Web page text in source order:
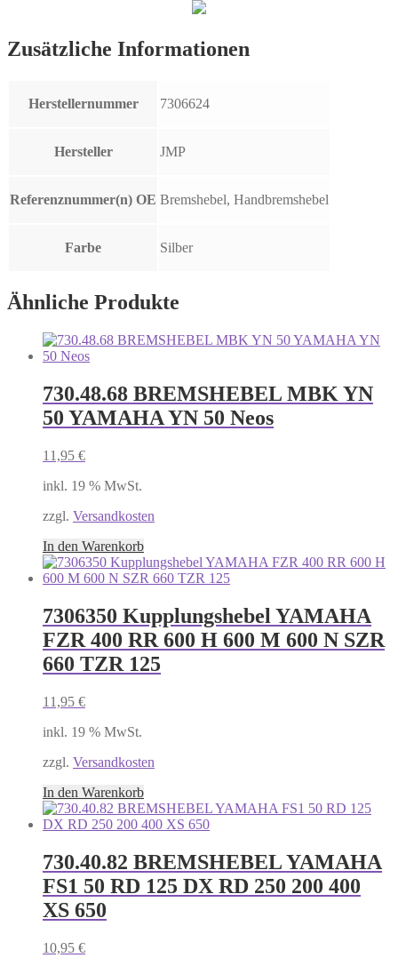
Zusätzliche Informationen
Herstellernummer 7306624
Hersteller JMP
Referenznummer(n) OE Bremshebel, Handbremshebel
Farbe Silber
Ähnliche Produkte
730.48.68 BREMSHEBEL MBK YN
50 YAMAHA YN 50 Neos
11,95 €
inkl. 19 % MwSt.
zzgl. Versandkosten
In den Warenkorb
7306350 Kupplungshebel YAMAHA
FZR 400 RR 600 H 600 M 600 N SZR
660 TZR 125
11,95 €
inkl. 19 % MwSt.
zzgl. Versandkosten
In den Warenkorb
730.40.82 BREMSHEBEL YAMAHA
FS1 50 RD 125 DX RD 250 200 400
XS 650
10,95 €